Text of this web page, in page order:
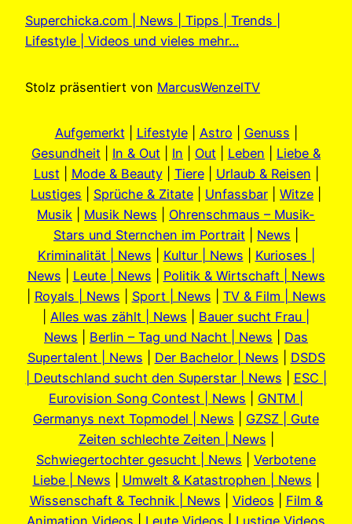
Superchicka.com | News | Tipps | Trends |
Lifestyle | Videos und vieles mehr…
Stolz präsentiert von MarcusWenzelTV
Aufgemerkt| Lifestyle| Astro Genuss
Gesundheit
In & Out In Out Leben
Liebe &
Lust| Mode & Beauty| Tiere| Urlaub & Reisen
Lustiges
Sprüche & Zitate Unfassbar Witze
Musik
Musik News
Ohrenschmaus – Musik-
Stars und Sternchen im Portrait
News
Kriminalität | News
Kultur | News
Kurioses |
News
Leute | News
Politik & Wirtschaft | News
Royals | News Sport | News
TV & Film | News
Alles was zählt | News
Bauer sucht Frau |
News
Berlin – Tag und Nacht | News
Das
Supertalent | News
Der Bachelor | News
DSDS
| Deutschland sucht den Superstar | News
ESC |
Eurovision Song Contest | News
GNTM |
Germanys next Topmodel | News
GZSZ | Gute
Zeiten schlechte Zeiten | News
Schwiegertochter gesucht | News
Verbotene
Liebe | News
Umwelt & Katastrophen | News
Wissenschaft & Technik | News
Videos
Film &